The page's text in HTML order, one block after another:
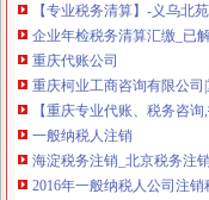
企业年检税务清算汇缴_已
重庆代账公司
重庆柯业工商咨询有限公司
【重庆专业代账、税务咨
一般纳税人注销
海淀税务注销_北京税务注
2016年一般纳税人公司注销
公司注销流程